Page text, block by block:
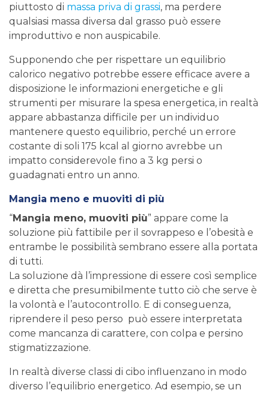
piuttosto di massa priva di grassi, ma perdere
qualsiasi massa diversa dal grasso può essere
improduttivo e non auspicabile.
Supponendo che per rispettare un equilibrio
calorico negativo potrebbe essere efficace avere a
disposizione le informazioni energetiche e gli
strumenti per misurare la spesa energetica, in realtà
appare abbastanza difficile per un individuo
mantenere questo equilibrio, perché un errore
costante di soli 175 kcal al giorno avrebbe un
impatto considerevole fino a 3 kg persi o
guadagnati entro un anno.
Mangia meno e muoviti di più
“Mangia meno, muoviti più” appare come la
soluzione più fattibile per il sovrappeso e l’obesità e
entrambe le possibilità sembrano essere alla portata
di tutti.
La soluzione dà l’impressione di essere così semplice
e diretta che presumibilmente tutto ciò che serve è
la volontà e l’autocontrollo. E di conseguenza,
riprendere il peso perso può essere interpretata
come mancanza di carattere, con colpa e persino
stigmatizzazione.
In realtà diverse classi di cibo influenzano in modo
diverso l’equilibrio energetico. Ad esempio, se un